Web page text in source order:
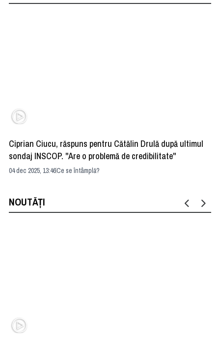
Ciprian Ciucu, răspuns pentru Cătălin Drulă după ultimul
sondaj INSCOP. "Are o problemă de credibilitate"
04 dec 2025, 13:46Ce se întâmplă?
NOUTĂȚI